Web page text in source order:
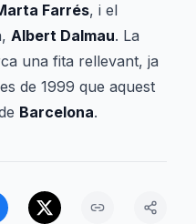
Farrés, i el
Albert Dalmau. La
una fita rellevant, ja
de 1999 que aquest
Barcelona.